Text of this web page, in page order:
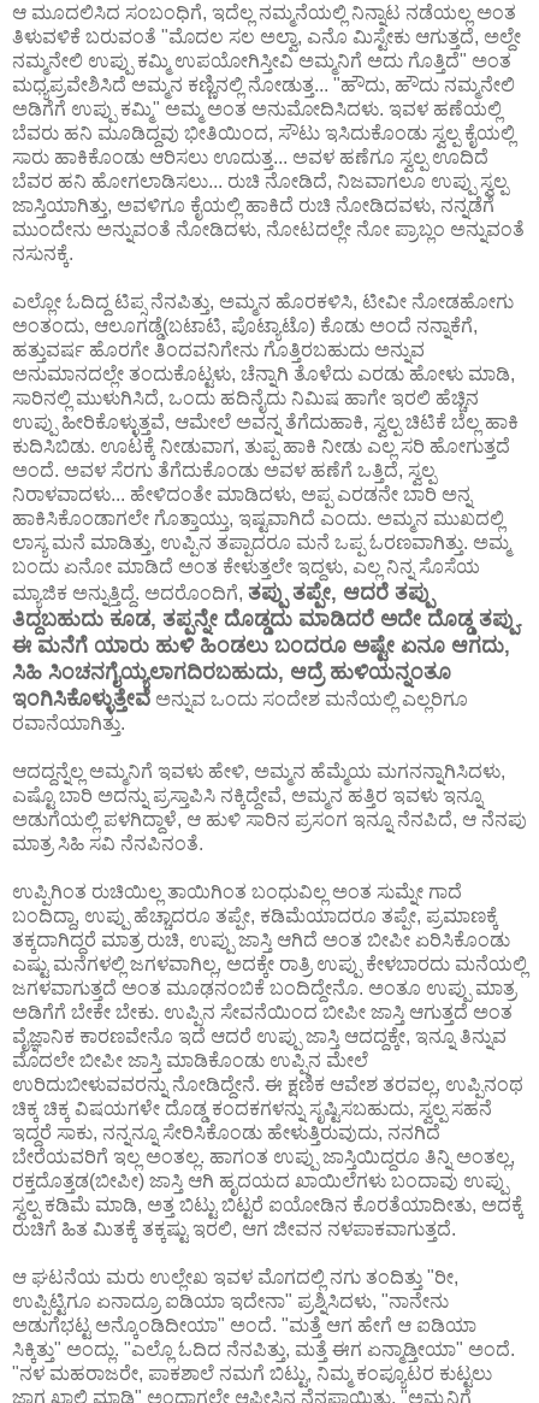
ಆ ಮೂದಲಿಸಿದ ಸಂಬಂಧಿಗೆ, ಇದೆಲ್ಲ ನಮ್ಮನೆಯಲ್ಲಿ ನಿನ್ನಾಟ ನಡೆಯಲ್ಲ ಅಂತ
ತಿಳುವಳಿಕೆ ಬರುವಂತೆ "ಮೊದಲ ಸಲ ಅಲ್ವಾ, ಎನೊ ಮಿಸ್ಟೇಕು ಆಗುತ್ತದೆ, ಅಲ್ದೇ
ನಮ್ಮನೇಲಿ ಉಪ್ಪು ಕಮ್ಮಿ ಉಪಯೋಗಿಸ್ತೀವಿ ಅಮ್ಮನಿಗೆ ಅದು ಗೊತ್ತಿದೆ" ಅಂತ
ಮಧ್ಯಪ್ರವೇಶಿಸಿದೆ ಅಮ್ಮನ ಕಣ್ಣಿನಲ್ಲಿ ನೋಡುತ್ತ... "ಹೌದು, ಹೌದು ನಮ್ಮನೇಲಿ
ಅಡಿಗೆಗೆ ಉಪ್ಪು ಕಮ್ಮಿ" ಅಮ್ಮ ಅಂತ ಅನುಮೋದಿಸಿದಳು. ಇವಳ ಹಣೆಯಲ್ಲಿ
ಬೆವರು ಹನಿ ಮೂಡಿದ್ದವು ಭೀತಿಯಿಂದ, ಸೌಟು ಇಸಿದುಕೊಂಡು ಸ್ವಲ್ಪ ಕೈಯಲ್ಲಿ
ಸಾರು ಹಾಕಿಕೊಂಡು ಆರಿಸಲು ಊದುತ್ತ... ಅವಳ ಹಣೆಗೂ ಸ್ವಲ್ಪ ಊದಿದೆ
ಬೆವರ ಹನಿ ಹೋಗಲಾಡಿಸಲು... ರುಚಿ ನೋಡಿದೆ, ನಿಜವಾಗಲೂ ಉಪ್ಪು ಸ್ವಲ್ಪ
ಜಾಸ್ತಿಯಾಗಿತ್ತು, ಅವಳಿಗೂ ಕೈಯಲ್ಲಿ ಹಾಕಿದೆ ರುಚಿ ನೋಡಿದವಳು, ನನ್ನಡೆಗೆ
ಮುಂದೇನು ಅನ್ನುವಂತೆ ನೋಡಿದಳು, ನೋಟದಲ್ಲೇ ನೋ ಪ್ರಾಬ್ಲಂ ಅನ್ನುವಂತೆ
ನಸುನಕ್ಕೆ.
ಎಲ್ಲೋ ಓದಿದ್ದ ಟಿಪ್ಸ ನೆನಪಿತ್ತು, ಅಮ್ಮನ ಹೊರಕಳಿಸಿ, ಟೀವೀ ನೋಡಹೋಗು
ಅಂತಂದು, ಆಲೂಗಡ್ಡೆ(ಬಟಾಟಿ, ಪೊಟ್ಯಾಟೊ) ಕೊಡು ಅಂದೆ ನನ್ನಾಕೆಗೆ,
ಹತ್ತುವರ್ಷ ಹೊರಗೇ ತಿಂದವನಿಗೇನು ಗೊತ್ತಿರಬಹುದು ಅನ್ನುವ
ಅನುಮಾನದಲ್ಲೇ ತಂದುಕೊಟ್ಟಳು, ಚೆನ್ನಾಗಿ ತೊಳೆದು ಎರಡು ಹೋಳು ಮಾಡಿ,
ಸಾರಿನಲ್ಲಿ ಮುಳುಗಿಸಿದೆ, ಒಂದು ಹದಿನೈದು ನಿಮಿಷ ಹಾಗೇ ಇರಲಿ ಹೆಚ್ಚಿನ
ಉಪ್ಪು ಹೀರಿಕೊಳ್ಳುತ್ತವೆ, ಆಮೇಲೆ ಅವನ್ನ ತೆಗೆದುಹಾಕಿ, ಸ್ವಲ್ಪ ಚಿಟಿಕೆ ಬೆಲ್ಲ ಹಾಕಿ
ಕುದಿಸಿಬಿಡು. ಊಟಕ್ಕೆ ನೀಡುವಾಗ, ತುಪ್ಪ ಹಾಕಿ ನೀಡು ಎಲ್ಲ ಸರಿ ಹೋಗುತ್ತದೆ
ಅಂದೆ. ಅವಳ ಸೆರಗು ತೆಗೆದುಕೊಂಡು ಅವಳ ಹಣೆಗೆ ಒತ್ತಿದೆ, ಸ್ವಲ್ಪ
ನಿರಾಳವಾದಳು... ಹೇಳಿದಂತೇ ಮಾಡಿದಳು, ಅಪ್ಪ ಎರಡನೇ ಬಾರಿ ಅನ್ನ
ಹಾಕಿಸಿಕೊಂಡಾಗಲೇ ಗೊತ್ತಾಯ್ತು, ಇಷ್ಟವಾಗಿದೆ ಎಂದು. ಅಮ್ಮನ ಮುಖದಲ್ಲಿ
ಲಾಸ್ಯ ಮನೆ ಮಾಡಿತ್ತು, ಉಪ್ಪಿನ ತಪ್ಪಾದರೂ ಮನೆ ಒಪ್ಪ ಓರಣವಾಗಿತ್ತು. ಅಮ್ಮ
ಬಂದು ಏನೋ ಮಾಡಿದೆ ಅಂತ ಕೇಳುತ್ತಲೇ ಇದ್ದಳು, ಎಲ್ಲ ನಿನ್ನ ಸೊಸೆಯ
ಮ್ಯಾಜಿಕ ಅನ್ನುತ್ತಿದ್ದೆ. ಅದರೊಂದಿಗೆ, ತಪ್ಪು ತಪ್ಪೇ, ಆದರೆ ತಪ್ಪು
ತಿದ್ದಬಹುದು ಕೂಡ, ತಪ್ಪನ್ನೇ ದೊಡ್ಡದು ಮಾಡಿದರೆ ಅದೇ ದೊಡ್ಡ ತಪ್ಪು.
ಈ ಮನೆಗೆ ಯಾರು ಹುಳಿ ಹಿಂಡಲು ಬಂದರೂ ಅಷ್ಟೇ ಏನೂ ಆಗದು,
ಸಿಹಿ ಸಿಂಚನಗೈಯ್ಯಲಾಗದಿರಬಹುದು, ಆದ್ರೆ ಹುಳಿಯನ್ನಂತೂ
ಇಂಗಿಸಿಕೊಳ್ಳುತ್ತೇವೆ ಅನ್ನುವ ಒಂದು ಸಂದೇಶ ಮನೆಯಲ್ಲಿ ಎಲ್ಲರಿಗೂ
ರವಾನೆಯಾಗಿತ್ತು.
ಆದದ್ದನ್ನೆಲ್ಲ ಅಮ್ಮನಿಗೆ ಇವಳು ಹೇಳಿ, ಅಮ್ಮನ ಹೆಮ್ಮೆಯ ಮಗನನ್ನಾಗಿಸಿದಳು,
ಎಷ್ಟೊ ಬಾರಿ ಅದನ್ನು ಪ್ರಸ್ತಾಪಿಸಿ ನಕ್ಕಿದ್ದೇವೆ, ಅಮ್ಮನ ಹತ್ತಿರ ಇವಳು ಇನ್ನೂ
ಅಡುಗೆಯಲ್ಲಿ ಪಳಗಿದ್ದಾಳೆ, ಆ ಹುಳಿ ಸಾರಿನ ಪ್ರಸಂಗ ಇನ್ನೂ ನೆನಪಿದೆ, ಆ ನೆನಪು
ಮಾತ್ರ ಸಿಹಿ ಸವಿ ನೆನಪಿನಂತೆ.
ಉಪ್ಪಿಗಿಂತ ರುಚಿಯಿಲ್ಲ ತಾಯಿಗಿಂತ ಬಂಧುವಿಲ್ಲ ಅಂತ ಸುಮ್ನೇ ಗಾದೆ
ಬಂದಿದ್ದಾ, ಉಪ್ಪು ಹೆಚ್ಚಾದರೂ ತಪ್ಪೇ, ಕಡಿಮೆಯಾದರೂ ತಪ್ಪೇ, ಪ್ರಮಾಣಕ್ಕೆ
ತಕ್ಕದಾಗಿದ್ದರೆ ಮಾತ್ರ ರುಚಿ, ಉಪ್ಪು ಜಾಸ್ತಿ ಆಗಿದೆ ಅಂತ ಬೀಪೀ ಏರಿಸಿಕೊಂಡು
ಎಷ್ಟು ಮನೆಗಳಲ್ಲಿ ಜಗಳವಾಗಿಲ್ಲ, ಅದಕ್ಕೇ ರಾತ್ರಿ ಉಪ್ಪು ಕೇಳಬಾರದು ಮನೆಯಲ್ಲಿ
ಜಗಳವಾಗುತ್ತದೆ ಅಂತ ಮೂಢನಂಬಿಕೆ ಬಂದಿದ್ದೇನೊ. ಅಂತೂ ಉಪ್ಪು ಮಾತ್ರ
ಅಡಿಗೆಗೆ ಬೇಕೇ ಬೇಕು. ಉಪ್ಪಿನ ಸೇವನೆಯಿಂದ ಬೀಪೀ ಜಾಸ್ತಿ ಆಗುತ್ತದೆ ಅಂತ
ವೈಜ್ಞಾನಿಕ ಕಾರಣವೇನೊ ಇದೆ ಆದರೆ ಉಪ್ಪು ಜಾಸ್ತಿ ಆದದ್ದಕ್ಕೇ, ಇನ್ನೂ ತಿನ್ನುವ
ಮೊದಲೇ ಬೀಪೀ ಜಾಸ್ತಿ ಮಾಡಿಕೊಂಡು ಉಪ್ಪಿನ ಮೇಲೆ
ಉರಿದುಬೀಳುವವರನ್ನು ನೋಡಿದ್ದೇನೆ. ಈ ಕ್ಷಣಿಕ ಆವೇಶ ತರವಲ್ಲ, ಉಪ್ಪಿನಂಥ
ಚಿಕ್ಕ ಚಿಕ್ಕ ವಿಷಯಗಳೇ ದೊಡ್ಡ ಕಂದಕಗಳನ್ನು ಸೃಷ್ಟಿಸಬಹುದು, ಸ್ವಲ್ಪ ಸಹನೆ
ಇದ್ದರೆ ಸಾಕು, ನನ್ನನ್ನೂ ಸೇರಿಸಿಕೊಂಡು ಹೇಳುತ್ತಿರುವುದು, ನನಗಿದೆ
ಬೇರೆಯವರಿಗೆ ಇಲ್ಲ ಅಂತಲ್ಲ. ಹಾಗಂತ ಉಪ್ಪು ಜಾಸ್ತಿಯಿದ್ದರೂ ತಿನ್ನಿ ಅಂತಲ್ಲ,
ರಕ್ತದೊತ್ತಡ(ಬೀಪೀ) ಜಾಸ್ತಿ ಆಗಿ ಹೃದಯದ ಖಾಯಿಲೆಗಳು ಬಂದಾವು ಉಪ್ಪು
ಸ್ವಲ್ಪ ಕಡಿಮೆ ಮಾಡಿ, ಅತ್ತ ಬಿಟ್ಟು ಬಿಟ್ಟರೆ ಐಯೋಡಿನ ಕೊರತೆಯಾದೀತು, ಅದಕ್ಕೆ
ರುಚಿಗೆ ಹಿತ ಮಿತಕ್ಕೆ ತಕ್ಕಷ್ಟು ಇರಲಿ, ಆಗ ಜೀವನ ನಳಪಾಕವಾಗುತ್ತದೆ.
ಆ ಘಟನೆಯ ಮರು ಉಲ್ಲೇಖ ಇವಳ ಮೊಗದಲ್ಲಿ ನಗು ತಂದಿತ್ತು "ರೀ,
ಉಪ್ಪಿಟ್ಟಿಗೂ ಏನಾದ್ರೂ ಐಡಿಯಾ ಇದೇನಾ" ಪ್ರಶ್ನಿಸಿದಳು, "ನಾನೇನು
ಅಡುಗೆಭಟ್ಟ ಅನ್ಕೊಂಡಿದೀಯಾ" ಅಂದೆ. "ಮತ್ತೆ ಆಗ ಹೇಗೆ ಆ ಐಡಿಯಾ
ಸಿಕ್ಕಿತ್ತು" ಅಂದ್ಲು. "ಎಲ್ಲೊ ಓದಿದ ನೆನಪಿತ್ತು, ಮತ್ತೆ ಈಗ ಏನ್ಮಾಡ್ತೀಯಾ" ಅಂದೆ.
"ನಳ ಮಹರಾಜರೇ, ಪಾಕಶಾಲೆ ನಮಗೆ ಬಿಟ್ಟು, ನಿಮ್ಮ ಕಂಪ್ಯೂಟರ ಕುಟ್ಟಲು
ಜಾಗ ಖಾಲಿ ಮಾಡಿ" ಅಂದಾಗಲೇ ಆಫೀಸಿನ ನೆನಪಾಯಿತು, "ಅಮ್ಮನಿಗೆ